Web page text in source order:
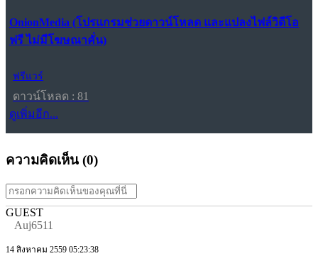
OnionMedia (โปรแกรมช่วยดาวน์โหลด และแปลงไฟล์วิดีโอ
ฟรี ไม่มีโฆษณาคั่น)
ฟรีแวร์
ดาวน์โหลด : 81
ดูเพิ่มอีก...
ความคิดเห็น (0)
GUEST
Auj6511
14 สิงหาคม 2559 05:23:38